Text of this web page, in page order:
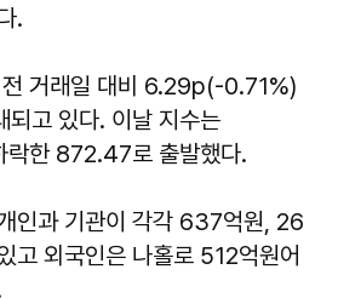
.
전 거래일 대비 6.29p(-0.71%)
고 있다. 이날 지수는
한 872.47로 출발했다.
인과 기관이 각각 637억원, 26
고 외국인은 나홀로 512억원어